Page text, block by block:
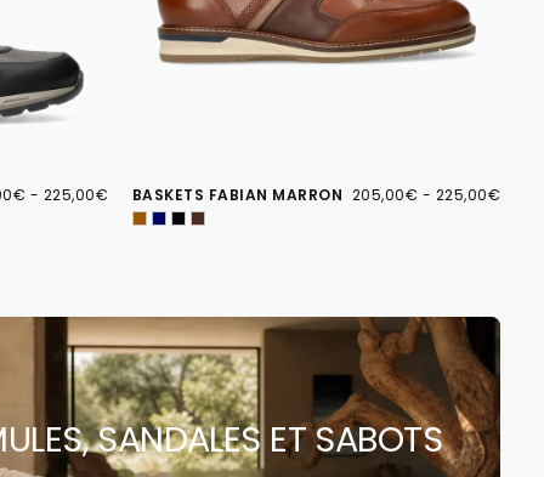
- PRIX
225,00€ BASKETS FABIAN MARRON 205,00€
PRIX
205,00€ - PRIX
225,00€
SANDALES ET SABOTS
est
vide